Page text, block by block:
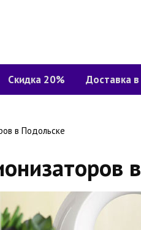
Скидка 20% Доставка в
в Подольске